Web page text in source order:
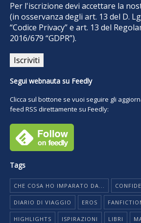
Per l'iscrizione devi accettare la
(in osservanza degli art. 13 del D.
“Codice Privacy” e art. 13 del
2016/679 “GDPR”).
Segui webnauta su Feedly
Clicca sul bottone se vuoi seguire gli
feed RSS direttamente su Feedly:
Tags
CHE COSA HO IMPARATO DA...
DIARIO DI VIAGGIO EROS
HIGHLIGHTS ISPIRAZIONI LIBRI